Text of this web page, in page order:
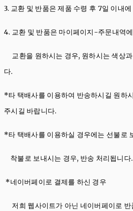
3. 교환 및 반품은 제품 수령 후 7일 이내
4. 교환 및 반품은 마이페이지-주문내역
교환을 원하시는 경우, 원하시는 색상
다.
*타 택배사를 이용하여 반송하시길 원하
주시길 바랍니다.
*타 택배사를 이용하실 경우에는 선불로
착불로 보내시는 경우, 반송 처리됩니다.
*네이버페이로 결제를 하신 경우
저희 웹사이트가 아닌 네이버페이로 반